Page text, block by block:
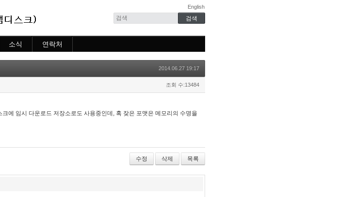
English
소식 연락처
2014.06.27 19:17
조회 수:13484
에 임시 다운로드 저장소로도 사용중인데, 혹 잦은 포맷은 메모리의 수명을
수정 삭제 목록